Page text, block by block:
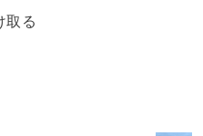
取る